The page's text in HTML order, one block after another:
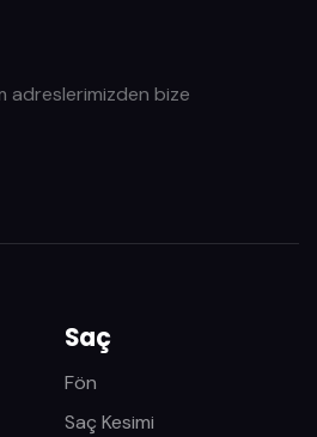
adreslerimizden bize
Saç
Fön
Saç Kesimi